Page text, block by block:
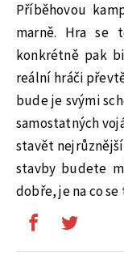
Příběhovou
marně. Hra se
konkrétně pak
reální hráči
bude je svými
samostatných
stavět
stavby budete
dobře, je na co se